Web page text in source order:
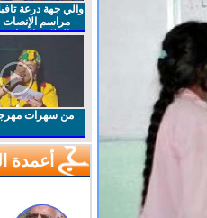
والي جهة درعة
مراسم الإنصات
الملكي السامي
من سهرات
أعمدة